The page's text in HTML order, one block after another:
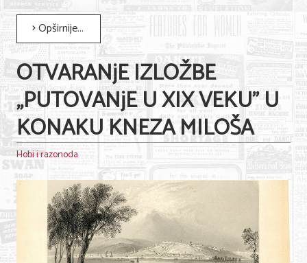
Opširnije...
OTVARANjE IZLOŽBE
„PUTOVANjE U XIX VEKU” U
KONAKU KNEZA MILOŠA
Hobi i razonoda